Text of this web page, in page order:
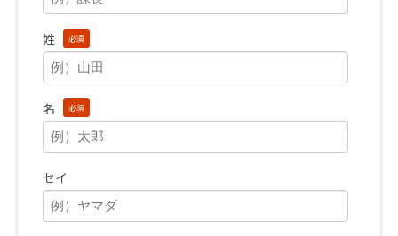
姓 必須
名 必須
セイ